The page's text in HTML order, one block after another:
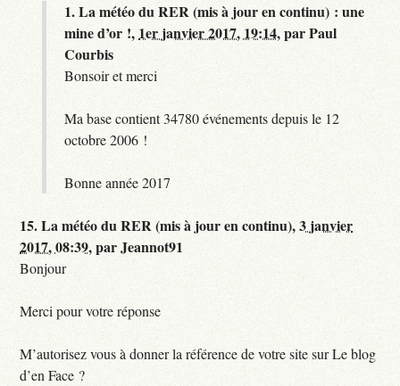
1.La météo du RER (mis à jour en continu) : une
mine d’or !, 1er janvier 2017, 19:14,parPaul
Courbis
Bonsoir et merci
Ma base contient 34780 événements depuis le 12
octobre 2006 !
Bonne année 2017
15.La météo du RER (mis à jour en continu),3 janvier
2017, 08:39,parJeannot91
Bonjour
Merci pour votre réponse
M’autorisez vous à donner la référence de votre site sur Le blog
d’en Face ?